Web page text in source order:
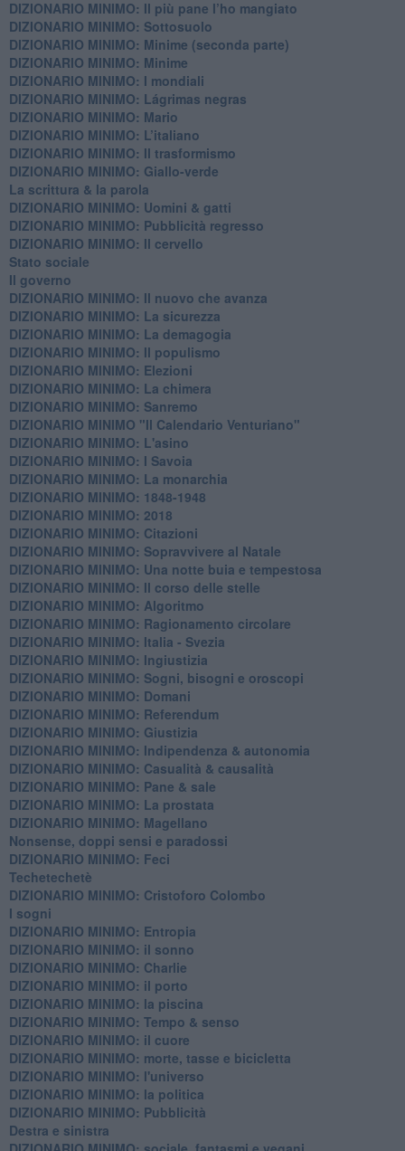
DIZIONARIO MINIMO: Il più pane l’ho mangiato
DIZIONARIO MINIMO: Sottosuolo
DIZIONARIO MINIMO: Minime (seconda parte)
DIZIONARIO MINIMO: Minime
DIZIONARIO MINIMO: ​I mondiali
DIZIONARIO MINIMO: ​Lágrimas negras
DIZIONARIO MINIMO: Mario
DIZIONARIO MINIMO: L’italiano
DIZIONARIO MINIMO: Il trasformismo
DIZIONARIO MINIMO: Giallo-verde
La scrittura & la parola
​DIZIONARIO MINIMO: Uomini & gatti
DIZIONARIO MINIMO: ​Pubblicità regresso
DIZIONARIO MINIMO: Il cervello
Stato sociale
Il governo
DIZIONARIO MINIMO: Il nuovo che avanza
DIZIONARIO MINIMO: La sicurezza
DIZIONARIO MINIMO: La demagogia
DIZIONARIO MINIMO: Il populismo
DIZIONARIO MINIMO: Elezioni
DIZIONARIO MINIMO: La chimera
DIZIONARIO MINIMO: Sanremo
DIZIONARIO MINIMO "Il Calendario Venturiano"
DIZIONARIO MINIMO: L'asino
DIZIONARIO MINIMO: I Savoia
DIZIONARIO MINIMO: La monarchia
DIZIONARIO MINIMO: 1848-1948
DIZIONARIO MINIMO: 2018
DIZIONARIO MINIMO: Citazioni
DIZIONARIO MINIMO: ​Sopravvivere al Natale
DIZIONARIO MINIMO: ​Una notte buia e tempestosa
DIZIONARIO MINIMO: Il corso delle stelle
DIZIONARIO MINIMO: Algoritmo
DIZIONARIO MINIMO: Ragionamento circolare
DIZIONARIO MINIMO: Italia - Svezia
DIZIONARIO MINIMO: ​Ingiustizia
DIZIONARIO MINIMO: ​Sogni, bisogni e oroscopi
DIZIONARIO MINIMO: Domani
DIZIONARIO MINIMO: Referendum
DIZIONARIO MINIMO: Giustizia
DIZIONARIO MINIMO: ​Indipendenza & autonomia
DIZIONARIO MINIMO: ​Casualità & causalità
​DIZIONARIO MINIMO: Pane & sale
DIZIONARIO MINIMO: La prostata
​DIZIONARIO MINIMO: Magellano
Nonsense, doppi sensi e paradossi
DIZIONARIO MINIMO: Feci
Techetechetè
DIZIONARIO MINIMO: Cristoforo Colombo
I sogni
DIZIONARIO MINIMO: Entropia
DIZIONARIO MINIMO: il sonno
DIZIONARIO MINIMO: Charlie
DIZIONARIO MINIMO: il porto
DIZIONARIO MINIMO: la piscina
DIZIONARIO MINIMO: Tempo & senso
DIZIONARIO MINIMO: il cuore
DIZIONARIO MINIMO: morte, tasse e bicicletta
DIZIONARIO MINIMO: l'universo
DIZIONARIO MINIMO: la politica
DIZIONARIO MINIMO: Pubblicità
Destra e sinistra